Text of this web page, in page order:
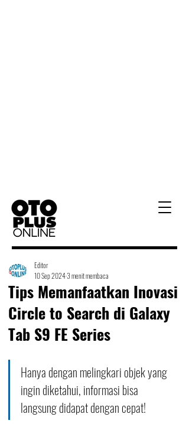
Tips Memanfaatkan Inovasi
Circle to Search di Galaxy
Tab S9 FE Series
Editor
10 Sep 20243 menit membaca
Hanya dengan melingkari objek yang
ingin diketahui, informasi bisa
langsung didapat dengan cepat!